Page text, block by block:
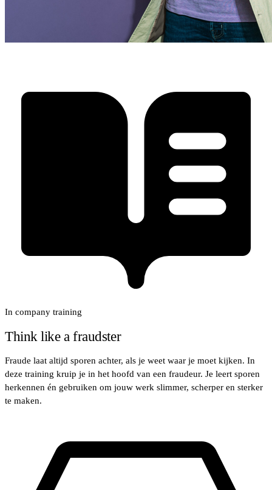
In company training
Think like a fraudster
Fraude laat altijd sporen achter, als je weet waar je moet kijken. In
deze training kruip je in het hoofd van een fraudeur. Je leert sporen
herkennen én gebruiken om jouw werk slimmer, scherper en sterker
te maken.